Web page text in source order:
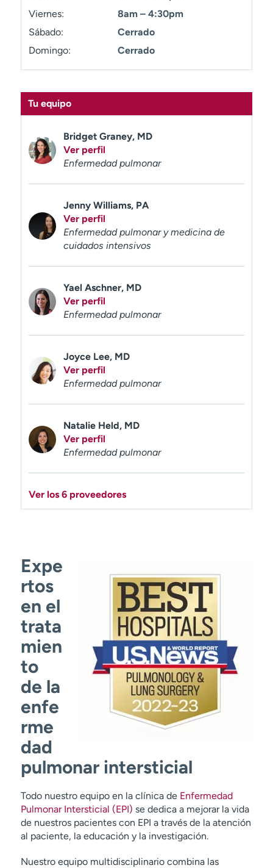
Viernes:
8am – 4:30pm
Sábado:
Cerrado
Domingo:
Cerrado
Tu equipo
Bridget Graney, MD
Ver perfil
Enfermedad pulmonar
Jenny Williams, PA
Ver perfil
Enfermedad pulmonar y medicina de
cuidados intensivos
Yael Aschner, MD
Ver perfil
Enfermedad pulmonar
Joyce Lee, MD
Ver perfil
Enfermedad pulmonar
Natalie Held, MD
Ver perfil
Enfermedad pulmonar
Ver los 6 proveedores
Expe
rtos
en el
trata
mien
to
de la
enfe
rme
dad
pulmonar intersticial
Todo nuestro equipo en la clínica de Enfermedad
Pulmonar Intersticial (EPI) se dedica a mejorar la vida
de nuestros pacientes con EPI a través de la atención
al paciente, la educación y la investigación.
Nuestro equipo multidisciplinario combina las